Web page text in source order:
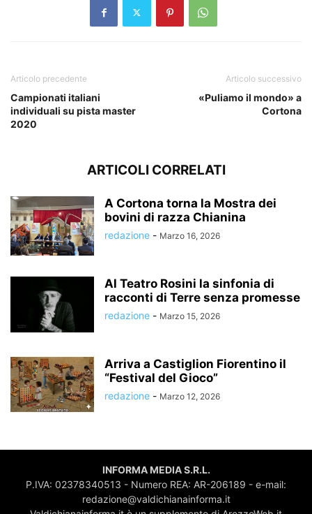
Articolo precedente
Campionati italiani
individuali su pista master
2020
Articolo successivo
«Puliamo il mondo» a
Cortona
ARTICOLI CORRELATI
A Cortona torna la Mostra dei
bovini di razza Chianina
redazione - Marzo 16, 2026
Al Teatro Rosini la sinfonia di
racconti di Terre senza promesse
redazione - Marzo 15, 2026
Arriva a Castiglion Fiorentino il
“Festival del Gioco”
redazione - Marzo 12, 2026
INFORMA MEDIA S.R.L.
P.IVA: 02378340513 - Numero REA: AR-206189 - e-mail:
redazione@valdichianainforma.it